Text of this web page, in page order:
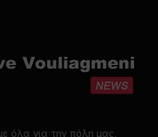
όλα για την πόλη μας,